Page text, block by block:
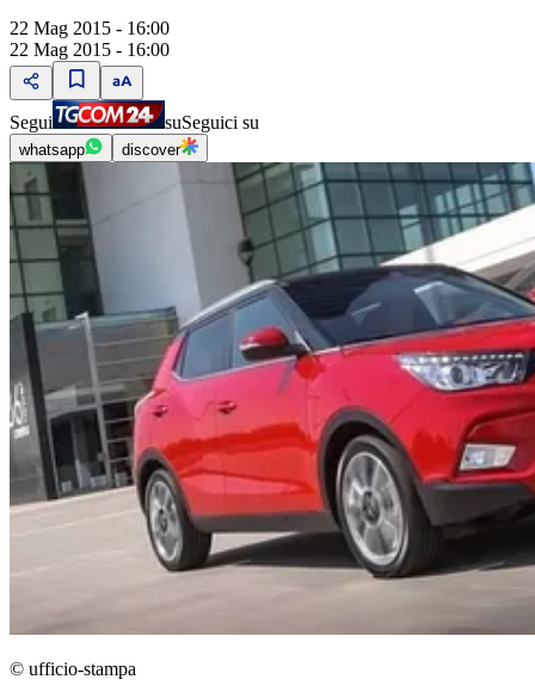
22 Mag 2015 - 16:00
22 Mag 2015 - 16:00
Segui suSeguici su
whatsapp discover
© ufficio-stampa